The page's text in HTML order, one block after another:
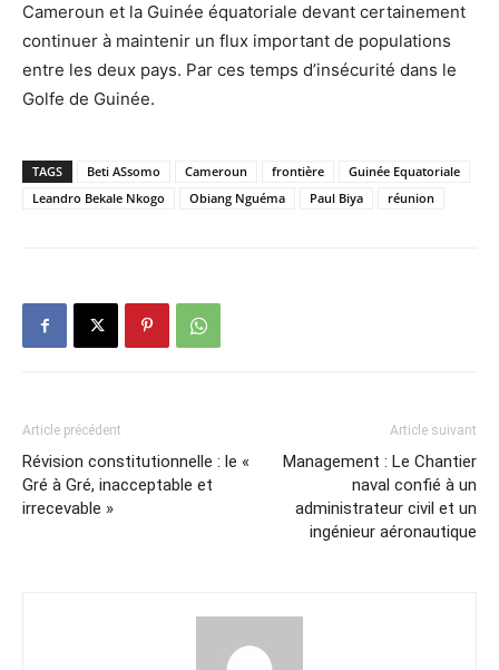
Cameroun et la Guinée équatoriale devant certainement
continuer à maintenir un flux important de populations
entre les deux pays. Par ces temps d’insécurité dans le
Golfe de Guinée.
TAGS Beti ASsomo Cameroun frontière
Guinée Equatoriale
Leandro Bekale Nkogo
Obiang Nguéma Paul Biya réunion
Article précédent
Révision constitutionnelle : le «
Gré à Gré, inacceptable et
irrecevable »
Article suivant
Management : Le Chantier
naval confié à un
administrateur civil et un
ingénieur aéronautique